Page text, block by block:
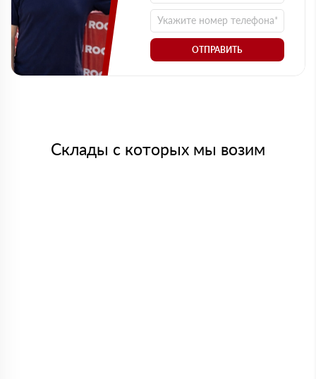
ОТПРАВИТЬ
Склады с которых мы возим